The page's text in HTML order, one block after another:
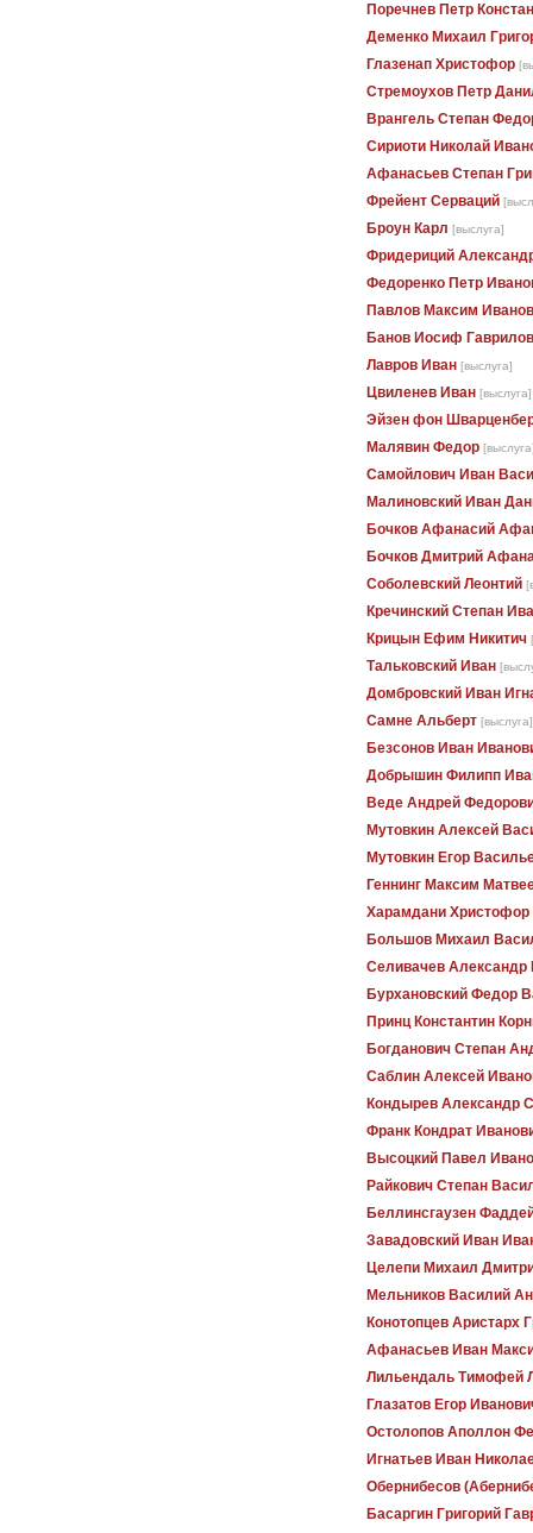
Поречнев Петр
Деменко Михаил
Глазенап Христофор
Стремоухов Петр
Врангель Степан
Сириоти Николай
Афанасьев Степан
Фрейент Серваций
Броун Карл [выслуга]
Фридериций
Федоренко Петр
Павлов Максим
Банов Иосиф
Лавров Иван [выслуга]
Цвиленев Иван [выслуга]
Эйзен фон
Малявин Федор
Самойлович Иван
Малиновский Иван
Бочков Афанасий
Бочков Дмитрий
Соболевский Леонтий
Кречинский Степан
Крицын Ефим Никитич
Тальковский Иван
Домбровский Иван
Самне Альберт [выслуга]
Безсонов Иван
Добрышин Филипп
Веде Андрей
Мутовкин Алексей
Мутовкин Егор
Геннинг Максим
Харамдани Христофор
Большов Михаил
Селивачев Александр
Бурхановский Федор
Принц Константин
Богданович Степан
Саблин Алексей
Кондырев Александр
Франк Кондрат
Высоцкий Павел
Райкович Степан
Беллинсгаузен
Завадовский Иван
Целепи Михаил
Мельников Василий
Конотопцев Аристарх
Афанасьев Иван
Лильендаль Тимофей
Глазатов Егор
Остолопов Аполлон
Игнатьев Иван
Обернибесов
Басаргин Григорий